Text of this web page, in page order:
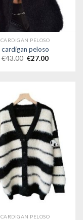
CARDIGAN PELOSO
cardigan peloso
€43.00 €27.00
CARDIGAN PELOSO